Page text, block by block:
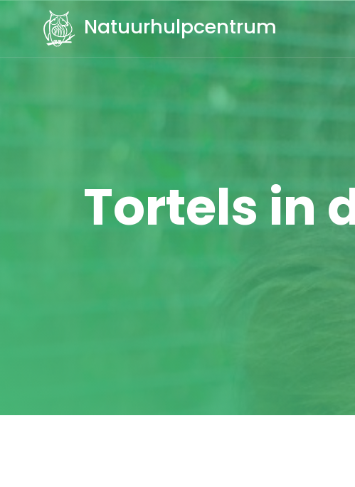
Natuurhulpcentrum
Tortels in